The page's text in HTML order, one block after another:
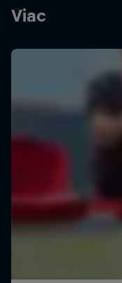
Viac